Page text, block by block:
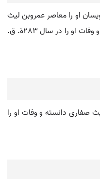
او را معاصر عمروبن لیث
صفاری ( 265 - 287 هَ. ق. ) دانسته و وفات او را در سال 283هَ. ق.
صفاری دانسته و وفات او را